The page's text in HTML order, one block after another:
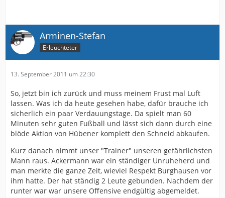
Arminen-Stefan
Erleuchteter
13. September 2011 um 22:30
So, jetzt bin ich zurück und muss meinem Frust mal Luft
lassen. Was ich da heute gesehen habe, dafür brauche ich
sicherlich ein paar Verdauungstage. Da spielt man 60
Minuten sehr guten Fußball und lässt sich dann durch eine
blöde Aktion von Hübener komplett den Schneid abkaufen.
Kurz danach nimmt unser "Trainer" unseren gefährlichsten
Mann raus. Ackermann war ein ständiger Unruheherd und
man merkte die ganze Zeit, wieviel Respekt Burghausen vor
ihm hatte. Der hat ständig 2 Leute gebunden. Nachdem der
runter war war unsere Offensive endgültig abgemeldet.